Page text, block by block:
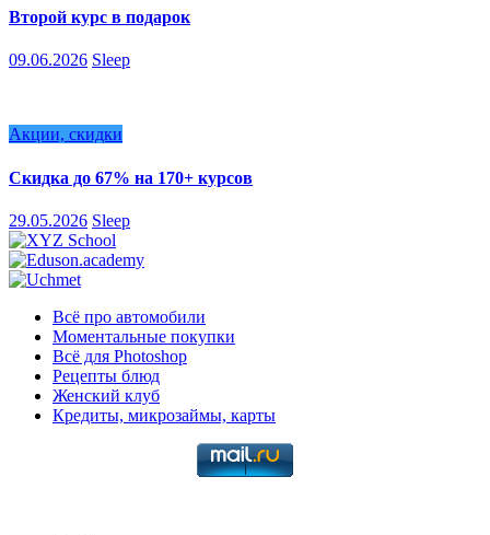
Второй курс в подарок
09.06.2026 Sleep
Акции, скидки
Скидка до 67% на 170+ курсов
29.05.2026 Sleep
Всё про автомобили
Моментальные покупки
Всё для Photoshop
Рецепты блюд
Женский клуб
Кредиты, микрозаймы, карты